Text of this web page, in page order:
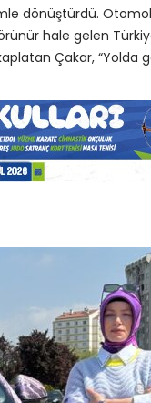
dönüştürdü.
hale gelen
Çakar, “Yolda